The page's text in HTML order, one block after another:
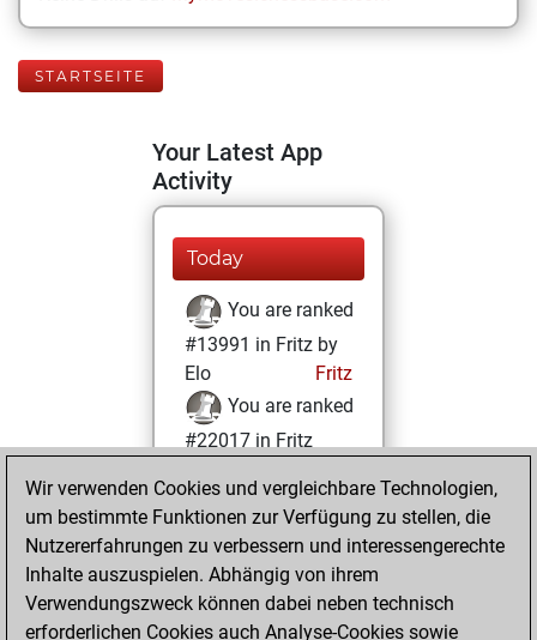
STARTSEITE
Your Latest App
Activity
Today
You are ranked
#13991 in Fritz by
Elo
Fritz
You are ranked
#22017 in Fritz
Donnerstag,
August 5, 2021
You achieved a
BeautyScore of 1
Wir verwenden Cookies und vergleichbare Technologien,
um bestimmte Funktionen zur Verfügung zu stellen, die
Nutzererfahrungen zu verbessern und interessengerechte
Inhalte auszuspielen. Abhängig von ihrem
Verwendungszweck können dabei neben technisch
erforderlichen Cookies auch Analyse-Cookies sowie